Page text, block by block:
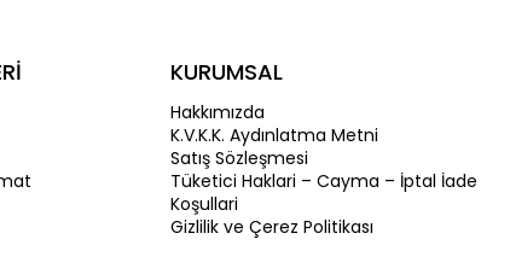
KURUMSAL
Hakkımızda
K.V.K.K. Aydınlatma Metni
Satış Sözleşmesi
Tüketici Haklari – Cayma – İptal İade
Koşullari
Gizlilik ve Çerez Politikası